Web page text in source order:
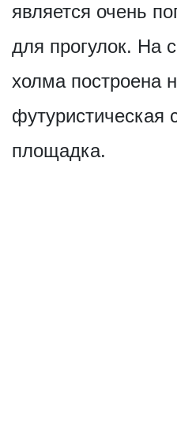
является очень
для прогулок. На
холма построена
футуристическая
площадка.